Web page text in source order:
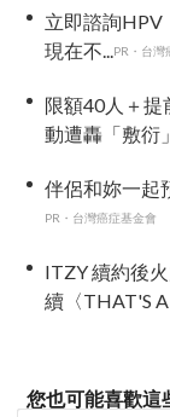
立即諮詢HPV
現在不...
PR・台灣
限額40人＋提
動遭轟「敷衍
伴侶和妳一起
PR・台灣癌症基金會
ITZY 續約後
續〈THAT'S
您也可能喜歡這